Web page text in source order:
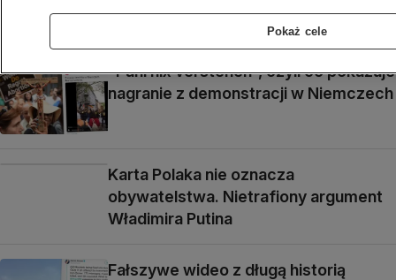
prowadzą do Iranu
"Pani nix verstehen", czyli co pokazuje
nagranie z demonstracji w Niemczech
Karta Polaka nie oznacza
obywatelstwa. Nietrafiony argument
Władimira Putina
Fałszywe wideo z długą historią
Pokaż cele